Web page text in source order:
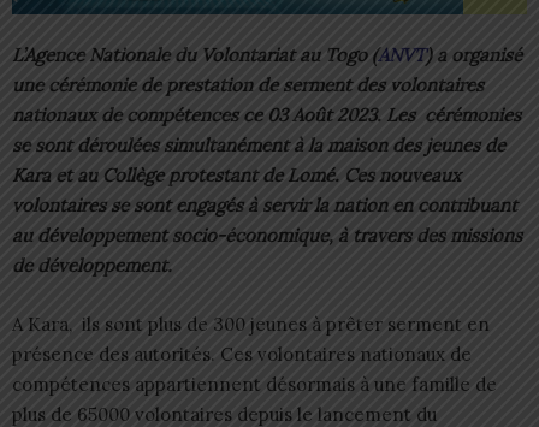
L’Agence Nationale du Volontariat au Togo (ANVT) a organisé
une cérémonie de prestation de serment des volontaires
nationaux de compétences ce 03 Août 2023. Les cérémonies
se sont déroulées simultanément à la maison des jeunes de
Kara et au Collège protestant de Lomé. Ces nouveaux
volontaires se sont engagés à servir la nation en contribuant
au développement socio-économique, à travers des missions
de développement.
A Kara, ils sont plus de 300 jeunes à prêter serment en
présence des autorités. Ces volontaires nationaux de
compétences appartiennent désormais à une famille de
plus de 65000 volontaires depuis le lancement du